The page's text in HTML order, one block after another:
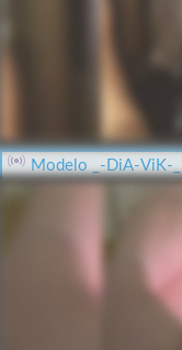
Modelo _-DiA-ViK-_